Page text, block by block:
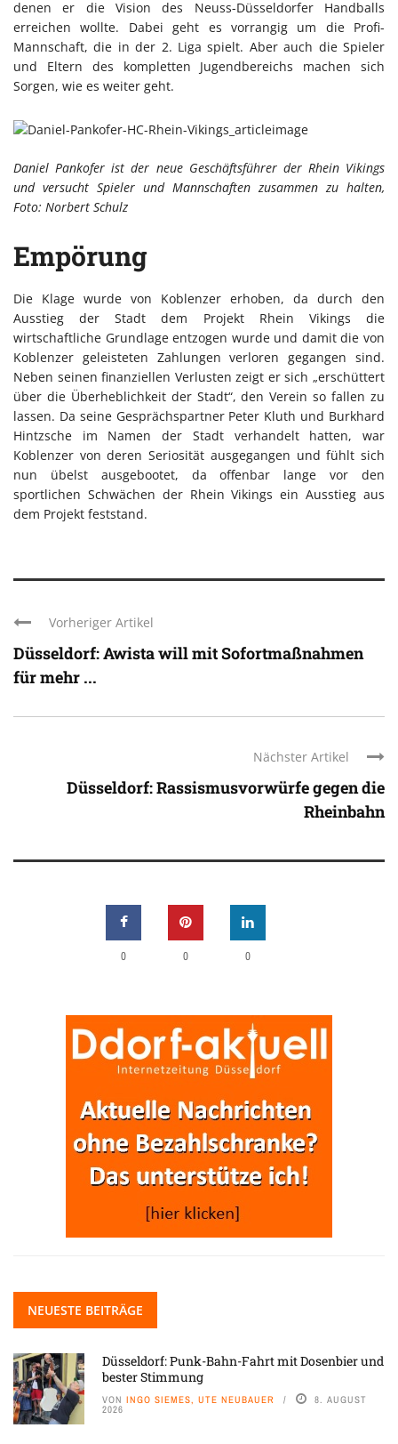
denen er die Vision des Neuss-Düsseldorfer Handballs
erreichen wollte. Dabei geht es vorrangig um die Profi-
Mannschaft, die in der 2. Liga spielt. Aber auch die Spieler
und Eltern des kompletten Jugendbereichs machen sich
Sorgen, wie es weiter geht.
Daniel Pankofer ist der neue Geschäftsführer der Rhein Vikings
und versucht Spieler und Mannschaften zusammen zu halten,
Foto: Norbert Schulz
Empörung
Die Klage wurde von Koblenzer erhoben, da durch den
Ausstieg der Stadt dem Projekt Rhein Vikings die
wirtschaftliche Grundlage entzogen wurde und damit die von
Koblenzer geleisteten Zahlungen verloren gegangen sind.
Neben seinen finanziellen Verlusten zeigt er sich „erschüttert
über die Überheblichkeit der Stadt“, den Verein so fallen zu
lassen. Da seine Gesprächspartner Peter Kluth und Burkhard
Hintzsche im Namen der Stadt verhandelt hatten, war
Koblenzer von deren Seriosität ausgegangen und fühlt sich
nun übelst ausgebootet, da offenbar lange vor den
sportlichen Schwächen der Rhein Vikings ein Ausstieg aus
dem Projekt feststand.
Vorheriger Artikel
Düsseldorf: Awista will mit Sofortmaßnahmen
für mehr ...
Nächster Artikel
Düsseldorf: Rassismusvorwürfe gegen die
Rheinbahn
0 0 0
NEUESTE BEITRÄGE
Düsseldorf: Punk-Bahn-Fahrt mit Dosenbier und
bester Stimmung
VON INGO SIEMES, UTE NEUBAUER 8. AUGUST
2026